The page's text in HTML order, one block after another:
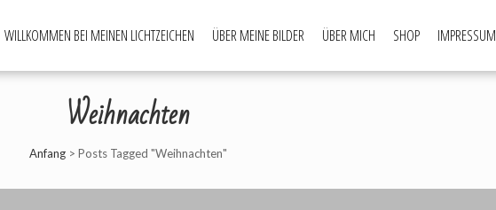
WILLKOMMEN BEI MEINEN LICHTZEICHEN ÜBER MEINE BILDER ÜBER MICH SHOP IMPRESSUM
Weihnachten
Anfang> Posts Tagged "Weihnachten"